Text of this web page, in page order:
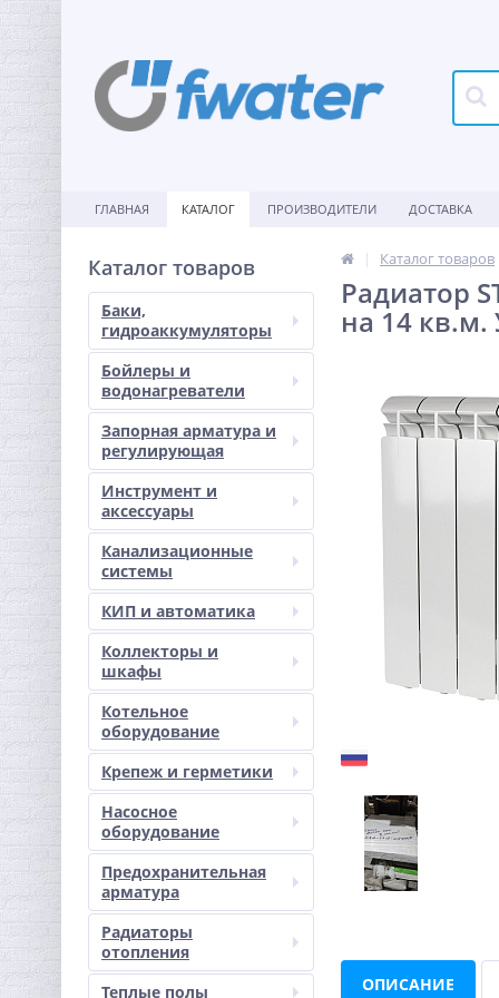
ГЛАВНАЯ КАТАЛОГ ПРОИЗВОДИТЕЛИ ДОСТАВКА
Каталог товаров
Баки,
гидроаккумуляторы
Бойлеры и
водонагреватели
Запорная арматура и
регулирующая
Инструмент и
аксессуары
Канализационные
системы
КИП и автоматика
Коллекторы и
шкафы
Котельное
оборудование
Крепеж и герметики
Насосное
оборудование
Предохранительная
арматура
Радиаторы
отопления
Теплые полы
Каталог товаров
Радиатор
на 14
ОПИСАНИЕ